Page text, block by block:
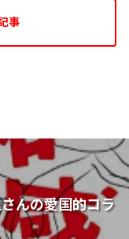
事
んの愛国的コラ